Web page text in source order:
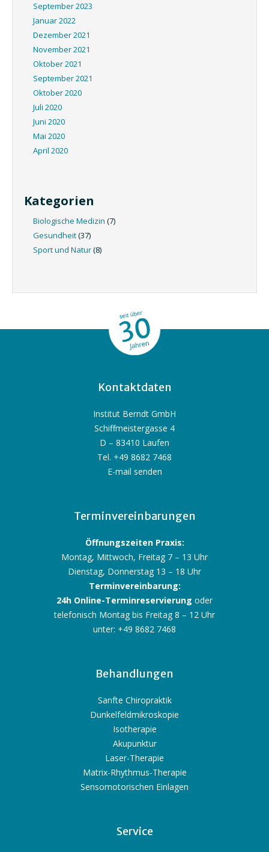
September 2023
Januar 2022
Dezember 2021
November 2021
Oktober 2021
September 2021
Oktober 2020
Juli 2020
Juni 2020
Mai 2020
April 2020
Kategorien
Biologische Medizin (7)
Gesundheit(37)
Sport und Natur(8)
Kontaktdaten
Institut Berndt GmbH
Schiffmeistergasse 4
D – 83410 Laufen
Tel. +49 8682 7468
E-mail senden
Terminvereinbarungen
Öffnungszeiten Praxis:
Montag, Mittwoch, Freitag 7 – 13 Uhr
Dienstag, Donnerstag 13 – 18 Uhr
Terminvereinbarung:
24h Online-Terminreservierung oder
telefonisch Montag bis Freitag 8 – 12 Uhr
unter: +49 8682 7468
Behandlungen
Sanfte Chiropraktik
Dunkelfeldmikroskopie
Isotherapie
Akupunktur
Laser-Therapie
Matrix-Rhythmus-Therapie
Sensomotorischen Einlagen
Service